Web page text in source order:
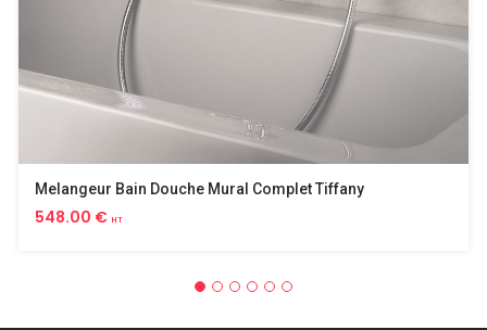
Melangeur Bain Douche Mural Complet Tiffany
548.00 € HT